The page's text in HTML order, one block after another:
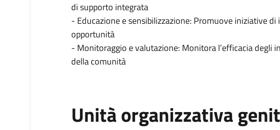
di supporto integrata
- Educazione e sensibilizzazione: Promuove iniziative
opportunità
- Monitoraggio e valutazione: Monitora l’efficacia degli
della comunità
Unità organizzativa